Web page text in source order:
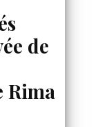
de
Rima